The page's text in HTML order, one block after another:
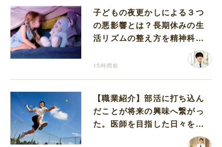
子どもの夜更かしによる３つ
の悪影響とは？長期休みの生
活リズムの整え方を精神科医
15時間前
【職業紹介】部活に打ち込ん
だことが将来の興味へ繋がっ
た。医師を目指した日々を振